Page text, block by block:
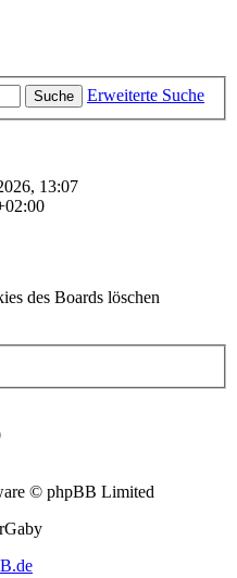
Suche Erweiterte Suche
13:07
des Boards löschen
© phpBB Limited